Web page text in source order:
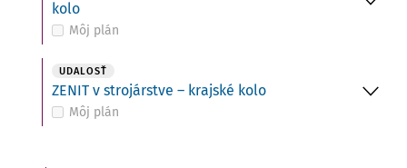
kolo
Môj plán
UDALOSŤ
ZENIT v strojárstve – krajské kolo
Môj plán